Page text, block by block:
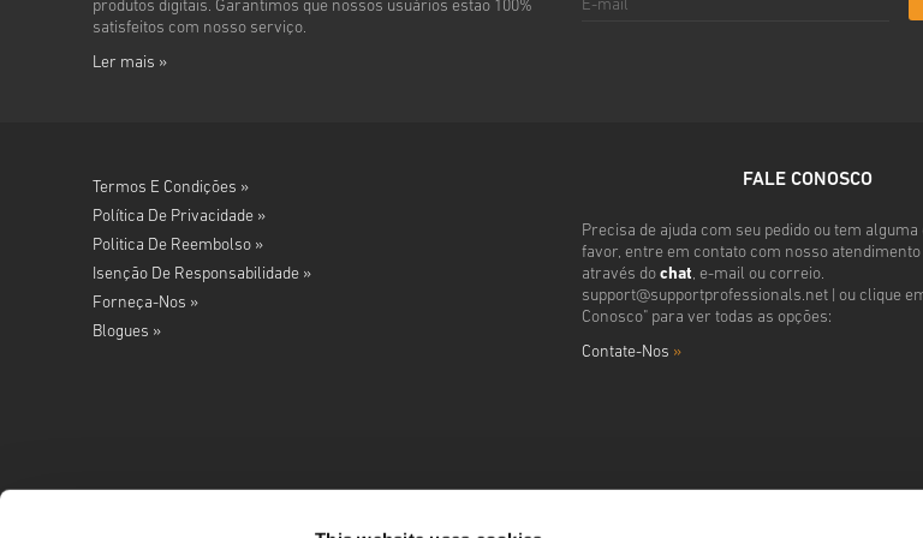
produtos digitais. Garantimos que nossos usuários estão 100%
satisfeitos com nosso serviço.
Ler mais »
Termos E Condições »
Política De Privacidade »
Politica De Reembolso »
Isenção De Responsabilidade »
Forneça-Nos »
Blogues »
FALE CONOSCO
Precisa de ajuda com seu pedido ou tem alguma
favor, entre em contato com nosso
através do chat, e-mail ou correio.
support@supportprofessionals.net| ou clique
Conosco" para ver todas as opções:
Contate-Nos »